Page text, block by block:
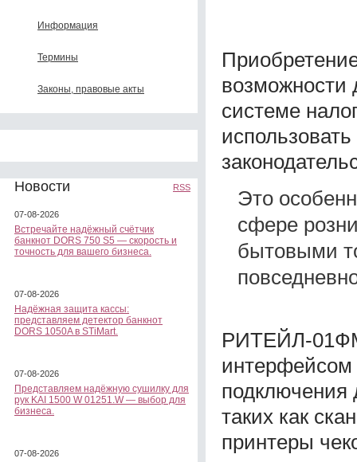
Информация
Термины
Законы, правовые акты
Новости RSS
07-08-2026
Встречайте надёжный счётчик
банкнот DORS 750 S5 — скорость и
точность для вашего бизнеса.
07-08-2026
Надёжная защита кассы:
представляем детектор банкнот
DORS 1050A в STiMart.
07-08-2026
Представляем надёжную сушилку для
рук KAI 1500 W 01251.W — выбор для
бизнеса.
07-08-2026
возможности
системе
Это
сфере
бытовыми
РИТЕЙЛ-01ФМ
подключения
таких как
принтеры